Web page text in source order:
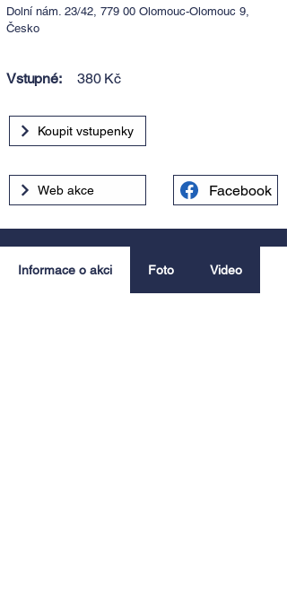
Dolní nám. 23/42, 779 00 Olomouc-Olomouc 9,
Česko
Vstupné: 380 Kč
Koupit vstupenky
Web akce Facebook
Informace o akci Foto Video